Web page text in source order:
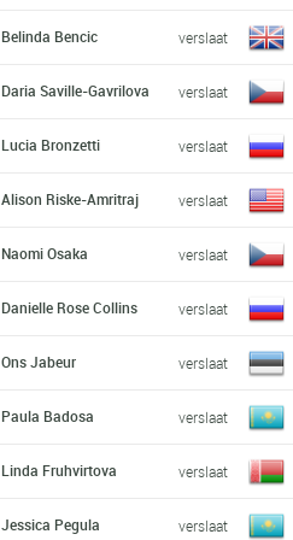
Belinda Bencic verslaat
Daria Saville-Gavrilova verslaat
Lucia Bronzetti verslaat
Alison Riske-Amritraj verslaat
Naomi Osaka verslaat
Danielle Rose Collins verslaat
Ons Jabeur verslaat
Paula Badosa verslaat
Linda Fruhvirtova verslaat
Jessica Pegula verslaat